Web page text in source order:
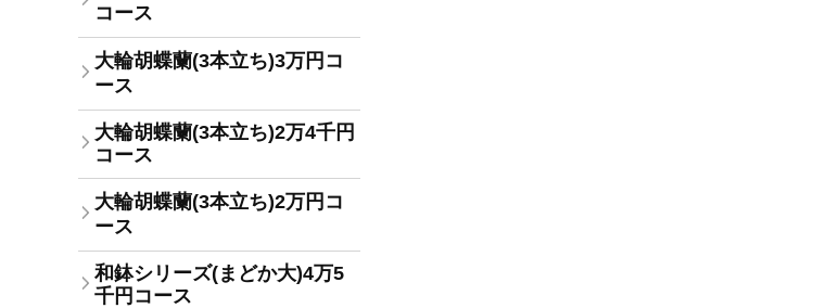
コース
大輪胡蝶蘭(3本立ち)3万円コ
ース
大輪胡蝶蘭(3本立ち)2万4千円
コース
大輪胡蝶蘭(3本立ち)2万円コ
ース
和鉢シリーズ(まどか大)4万5
千円コース